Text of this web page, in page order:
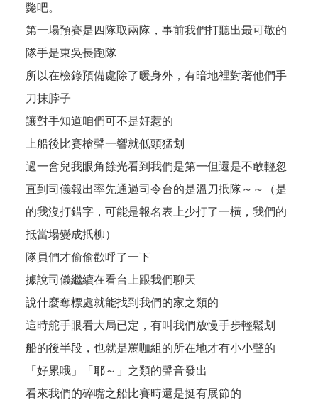
斃吧。
第一場預賽是四隊取兩隊，事前我們打聽出最可敬的
隊手是東吳長跑隊
所以在檢錄預備處除了暖身外，有暗地裡對著他們手
刀抹脖子
讓對手知道咱們可不是好惹的
上船後比賽槍聲一響就低頭猛划
過一會兒我眼角餘光看到我們是第一但還是不敢輕忽
直到司儀報出率先通過司令台的是溫刀扺隊～～（是
的我沒打錯字，可能是報名表上少打了一橫，我們的
抵當場變成扺柳）
隊員們才偷偷歡呼了一下
據說司儀繼續在看台上跟我們聊天
說什麼奪標處就能找到我們的家之類的
這時舵手眼看大局已定，有叫我們放慢手步輕鬆划
船的後半段，也就是罵咖組的所在地才有小小聲的
「好累哦」「耶～」之類的聲音發出
看來我們的碎嘴之船比賽時還是挺有展節的